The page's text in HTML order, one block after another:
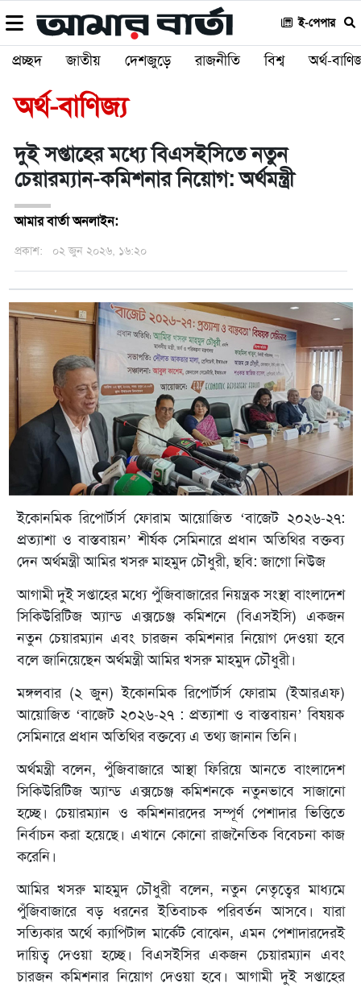
ই-পেপার
প্রচ্ছদ জাতীয় দেশজুড়ে রাজনীতি বিশ্ব অর্থ-
অর্থ-বাণিজ্য
দুই সপ্তাহের মধ্যে বিএসইসিতে নতুন
চেয়ারম্যান-কমিশনার নিয়োগ: অর্থমন্ত্রী
আমার বার্তা অনলাইন:
প্রকাশ: ০২ জুন ২০২৬, ১৬:২০
ইকোনমিক রিপোর্টার্স ফোরাম আয়োজিত ‘বাজেট ২০২৬-২৭:
প্রত্যাশা ও বাস্তবায়ন’ শীর্ষক সেমিনারে প্রধান অতিথির বক্তব্য
দেন অর্থমন্ত্রী আমির খসরু মাহমুদ চৌধুরী, ছবি: জাগো নিউজ
আগামী দুই সপ্তাহের মধ্যে পুঁজিবাজারের নিয়ন্ত্রক সংস্থা বাংলাদেশ
সিকিউরিটিজ অ্যান্ড এক্সচেঞ্জ কমিশনে (বিএসইসি) একজন
নতুন চেয়ারম্যান এবং চারজন কমিশনার নিয়োগ দেওয়া হবে
বলে জানিয়েছেন অর্থমন্ত্রী আমির খসরু মাহমুদ চৌধুরী।
মঙ্গলবার (২ জুন) ইকোনমিক রিপোর্টার্স ফোরাম (ইআরএফ)
আয়োজিত ‘বাজেট ২০২৬-২৭ : প্রত্যাশা ও বাস্তবায়ন’ বিষয়ক
সেমিনারে প্রধান অতিথির বক্তব্যে এ তথ্য জানান তিনি।
অর্থমন্ত্রী বলেন, পুঁজিবাজারে আস্থা ফিরিয়ে আনতে বাংলাদেশ
সিকিউরিটিজ অ্যান্ড এক্সচেঞ্জ কমিশনকে নতুনভাবে সাজানো
হচ্ছে। চেয়ারম্যান ও কমিশনারদের সম্পূর্ণ পেশাদার ভিত্তিতে
নির্বাচন করা হয়েছে। এখানে কোনো রাজনৈতিক বিবেচনা কাজ
করেনি।
আমির খসরু মাহমুদ চৌধুরী বলেন, নতুন নেতৃত্বের মাধ্যমে
পুঁজিবাজারে বড় ধরনের ইতিবাচক পরিবর্তন আসবে। যারা
সত্যিকার অর্থে ক্যাপিটাল মার্কেট বোঝেন, এমন পেশাদারদেরই
দায়িত্ব দেওয়া হচ্ছে। বিএসইসির একজন চেয়ারম্যান এবং
চারজন কমিশনার নিয়োগ দেওয়া হবে। আগামী দুই সপ্তাহের